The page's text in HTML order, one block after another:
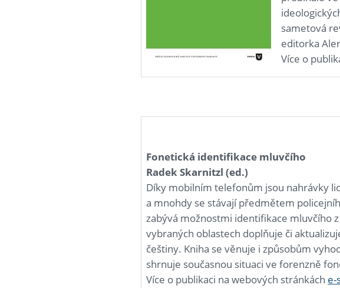
sametová
editorka
Více o
Fonetická identifikace mluvčího
Radek Skarnitzl (ed.)
Díky mobilním telefonům jsou nahrávky
a mnohdy se stávají předmětem
zabývá možnostmi identifikace mluvčího
vybraných oblastech doplňuje či
češtiny. Kniha se věnuje i způsobům
shrnuje současnou situaci ve forenzně
Více o publikaci na webových stránkách e-